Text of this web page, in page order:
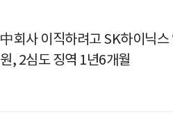
中회사 이직하려고 SK하이닉
원, 2심도 징역 1년6개월